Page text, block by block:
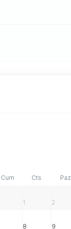
Cum Cts Paz
1 2
8 9